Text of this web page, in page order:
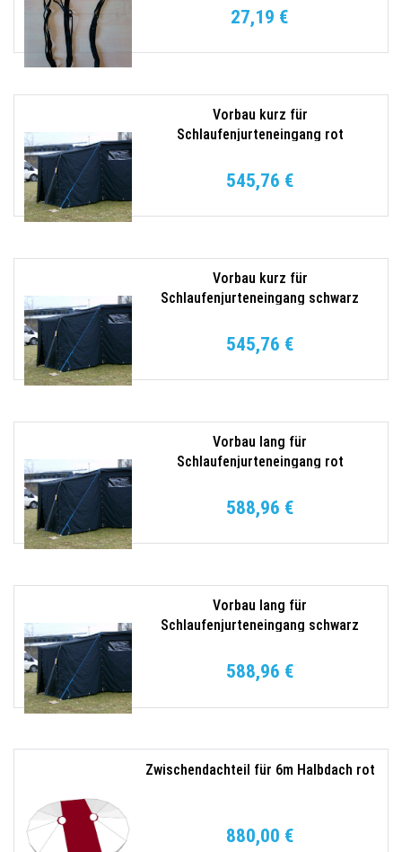
27,19 €
Vorbau kurz für
Schlaufenjurteneingang rot
545,76 €
Vorbau kurz für
Schlaufenjurteneingang schwarz
545,76 €
Vorbau lang für
Schlaufenjurteneingang rot
588,96 €
Vorbau lang für
Schlaufenjurteneingang schwarz
588,96 €
Zwischendachteil für 6m Halbdach rot
880,00 €